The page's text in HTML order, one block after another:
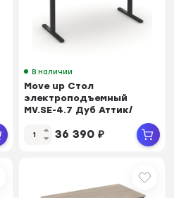
В наличии
Move up Стол
электроподъемный
MV.SE-4.7 Дуб Аттик/
1580*720*720-...
36 390 ₽